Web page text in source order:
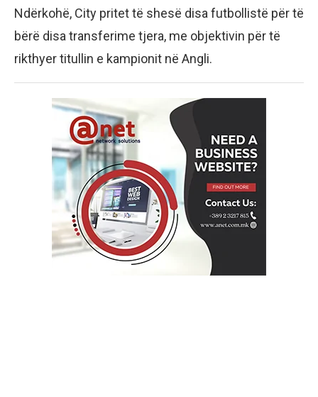
Ndërkohë, City pritet të shesë disa futbollistë për të
bërë disa transferime tjera, me objektivin për të
rikthyer titullin e kampionit në Angli.